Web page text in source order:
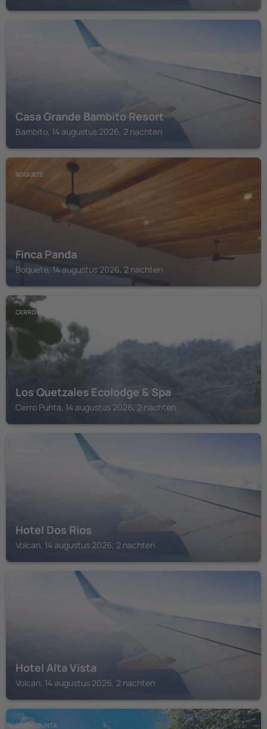
Casa Grande Bambito Resort
Bambito, 14 augustus 2026, 2 nachten
BOQUETE
Finca Panda
Boquete, 14 augustus 2026, 2 nachten
CERRO PUNTA
Los Quetzales Ecolodge & Spa
Cerro Punta, 14 augustus 2026, 2 nachten
Hotel Dos Rios
Volcan, 14 augustus 2026, 2 nachten
Hotel Alta Vista
Volcan, 14 augustus 2026, 2 nachten
CERRO PUNTA